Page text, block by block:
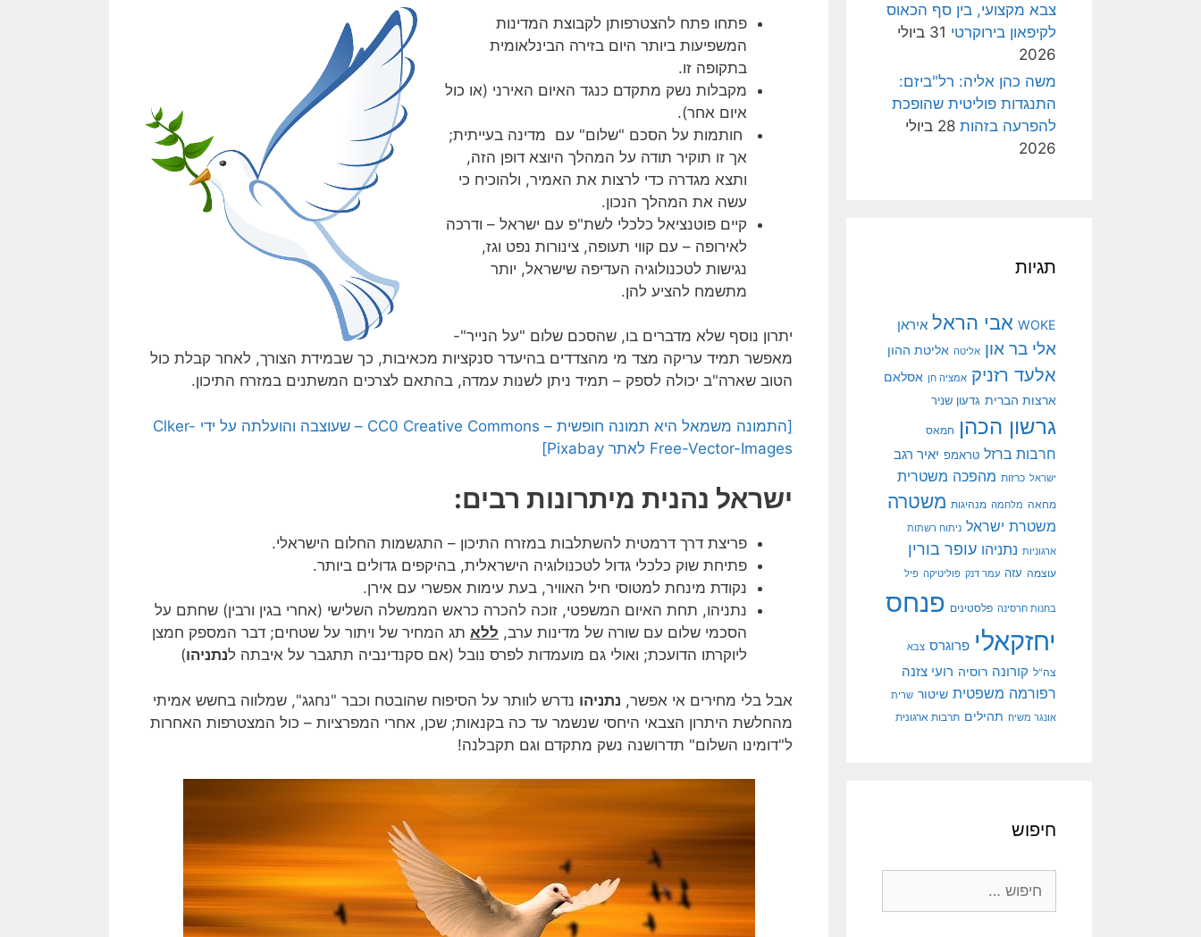
פתחו פתח להצטרפותן לקבוצת המדינות
המשפיעות ביותר היום בזירה הבינלאומית
בתקופה זו.
מקבלות נשק מתקדם כנגד האיום האירני (או כול
איום אחר).
חותמות על הסכם "שלום" עם מדינה בעייתית;
אך זו תוקיר תודה על המהלך היוצא דופן הזה,
ותצא מגדרה כדי לרצות את האמיר, ולהוכיח כי
עשה את המהלך הנכון.
קיים פוטנציאל כלכלי לשת"פ עם ישראל – ודרכה
לאירופה – עם קווי תעופה, צינורות נפט וגז,
נגישות לטכנולוגיה העדיפה שישראל, יותר
מתשמח להציע להן.
יתרון נוסף שלא מדברים בו, שהסכם שלום "על הנייר"-
מאפשר תמיד עריקה מצד מי מהצדדים בהיעדר סנקציות מכאיבות, כך שבמידת הצורך, לאחר קבלת כול
הטוב שארה"ב יכולה לספק – תמיד ניתן לשנות עמדה, בהתאם לצרכים המשתנים במזרח התיכון.
[התמונה משמאל היא תמונה חופשית – CC0 Creative Commons – שעוצבה והועלתה על ידי Clker-
Free-Vector-Images לאתר Pixabay]
ישראל נהנית מיתרונות רבים:
פריצת דרך דרמטית להשתלבות במזרח התיכון – התגשמות החלום הישראלי.
פתיחת שוק כלכלי גדול לטכנולוגיה הישראלית, בהיקפים גדולים ביותר.
נקודת מינחת למטוסי חיל האוויר, בעת עימות אפשרי עם אירן.
נתניהו, תחת האיום המשפטי, זוכה להכרה כראש הממשלה השלישי (אחרי בגין ורבין) שחתם על
הסכמי שלום עם שורה של מדינות ערב, ללא תג המחיר של ויתור על שטחים; דבר המספק חמצן
ליוקרתו הדועכת; ואולי גם מועמדות לפרס נובל (אם סקנדינביה תתגבר על איבתה לנתניהו)
אבל בלי מחירים אי אפשר, נתניהו נדרש לוותר על הסיפוח שהובטח וכבר "נחגג", שמלווה בחשש אמיתי
מהחלשת היתרון הצבאי היחסי שנשמר עד כה בקנאות; שכן, אחרי המפרציות – כול המצטרפות האחרות
ל"דומינו השלום" תדרושנה נשק מתקדם וגם תקבלנה!
צבא מקצועי, בין סף הכאוס
לקיפאון בירוקרטי
31 ביולי
2026
משה כהן אליה: רל"ביזם:
התנגדות פוליטית שהופכת
להפרעה בזהות
28 ביולי
2026
תגיות
WOKE אבי הראל איראן
אלי בר און אליטה אליטת ההון
אלעד רזניק אמציה חן אסלאם
ארצות הברית גדעון שניר
גרשון הכהן חמאס
חרבות ברזל טראמפ יאיר רגב
ישראל כרזות מהפכה משטרית
מחאה מלחמה מנהיגות משטרה
משטרת ישראל ניתוח רשתות
ארגוניות נתניהו עופר בורין
עוצמה עזה עמר דנק פוליטיקה פיל
בחנות חרסינה פלסטינים פנחס
יחזקאלי פרוגרס צבא
צה"ל קורונה רוסיה רועי צזנה
רפורמה משפטית שיטור שרית
אונגר משיח תהילים תרבות ארגונית
חיפוש